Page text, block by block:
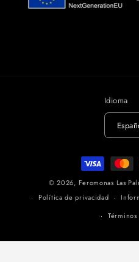
Idioma
Formas
de
pago
© 2026, Feromonas Las
Política de privacidad